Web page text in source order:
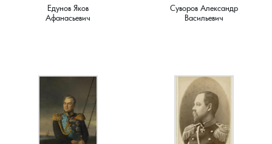
Едунов Яков
Афанасьевич
Суворов Александр
Васильевич
Палашкино, село
Пигасово, деревня
Пирогово, деревня